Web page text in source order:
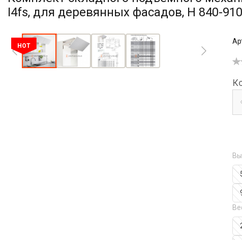
I4fs, для деревянных фасадов, H 840-
HOT